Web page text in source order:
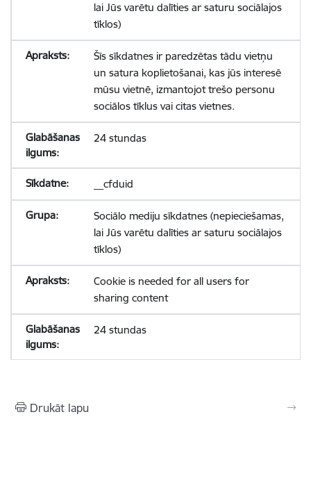
lai Jūs varētu dalīties ar saturu sociālajos
tīklos)
Šīs sīkdatnes ir paredzētas tādu vietņu
un satura koplietošanai, kas jūs interesē
mūsu vietnē, izmantojot trešo personu
sociālos tīklus vai citas vietnes.
24 stundas
__cfduid
Sociālo mediju sīkdatnes (nepieciešamas,
lai Jūs varētu dalīties ar saturu sociālajos
tīklos)
Cookie is needed for all users for
sharing content
24 stundas
Drukāt lapu